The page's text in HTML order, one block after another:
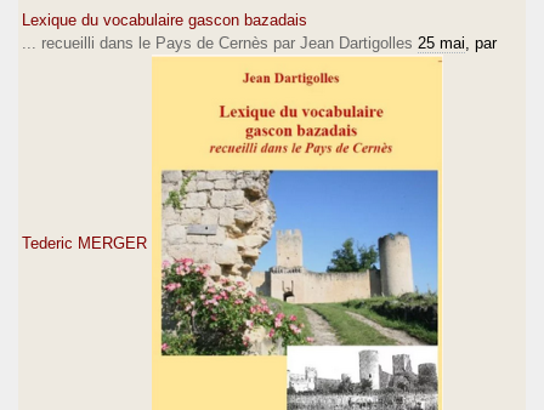
Lexique du vocabulaire gascon bazadais
... recueilli dans le Pays de Cernès par Jean Dartigolles 25 mai, par
Tederic MERGER